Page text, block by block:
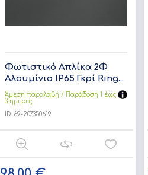
Φωτιστικό Απλίκα 2Φ
Αλουμίνιο IP65 Γκρί Ring...
Άμεση παραλαβή / Παράδoση 1 έως
3 ημέρες
ID: 69-207350619